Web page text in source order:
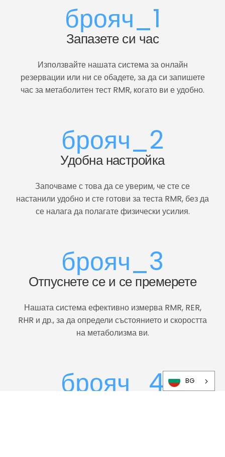
брояч_1
Запазете си час
Използвайте нашата система за онлайн
резервации или ни се обадете, за да си запишете
час за метаболитен тест RMR, когато ви е удобно.
брояч_2
Удобна настройка
Започваме с това да се уверим, че сте се
настанили удобно и сте готови за теста RMR, без да
се налага да полагате физически усилия.
брояч_3
Отпуснете се и се премерете
Нашата система ефективно измерва RMR, RER,
RHR и др., за да определи състоянието и скоростта
на метаболизма ви.
брояч_4 BG